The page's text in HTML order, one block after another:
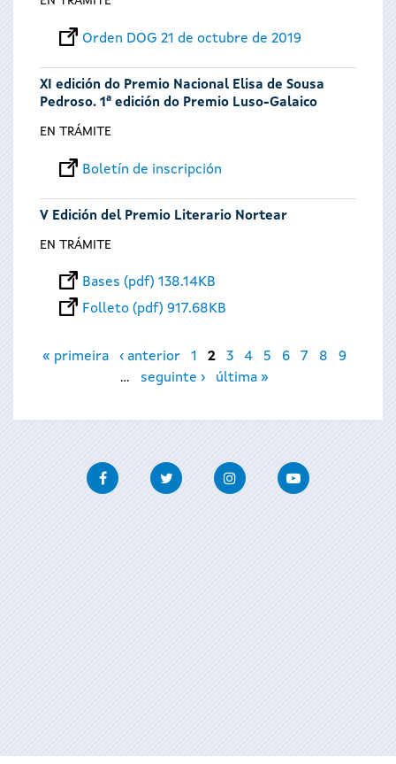
Orden DOG 21 de octubre de 2019
XI edición do Premio Nacional Elisa de Sousa
Pedroso. 1ª edición do Premio Luso-Galaico
EN TRÁMITE
Boletín de inscripción
V Edición del Premio Literario Nortear
EN TRÁMITE
Bases (pdf) 138.14KB
Folleto (pdf) 917.68KB
Páginas
« primeira ‹ anterior 1 2 3 4 5 6 7 8
9
…
seguinte › última »
FacebookTwitter InstagramYoutube